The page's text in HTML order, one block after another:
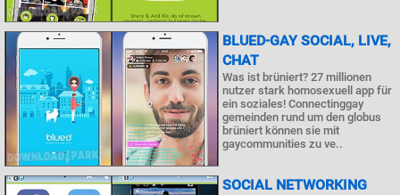
BLUED-GAY SOCIAL, LIVE,
CHAT
Was ist brüniert? 27 millionen
nutzer stark homosexuell app für
ein soziales! Connectinggay
gemeinden rund um den globus
brüniert können sie mit
gaycommunities zu ve..
SOCIAL NETWORKING